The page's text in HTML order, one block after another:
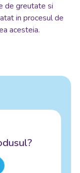
de greutate si
in procesul de
acesteia.